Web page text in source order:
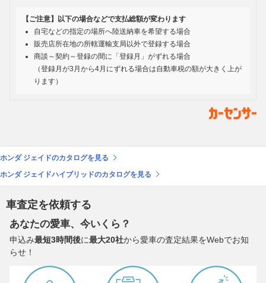
【ご注意】以下の場合などで支払総額が変わります
自宅などの指定の場所へ陸送納車を希望する場合
販売店所在地の所轄運輸支局以外で登録する場合
商談～契約～登録の間に「登録月」がずれる場合
（登録月が3月から4月にずれる場合は自動車税の額が大きく上が
ります）
ホンダ ジェイドのカタログを見る
ホンダ ジェイドハイブリッドのカタログを見る
車査定を依頼する
あなたの愛車、今いくら？
申込み最短3時間後に最大20社から愛車の査定結果をWebでお知
らせ！